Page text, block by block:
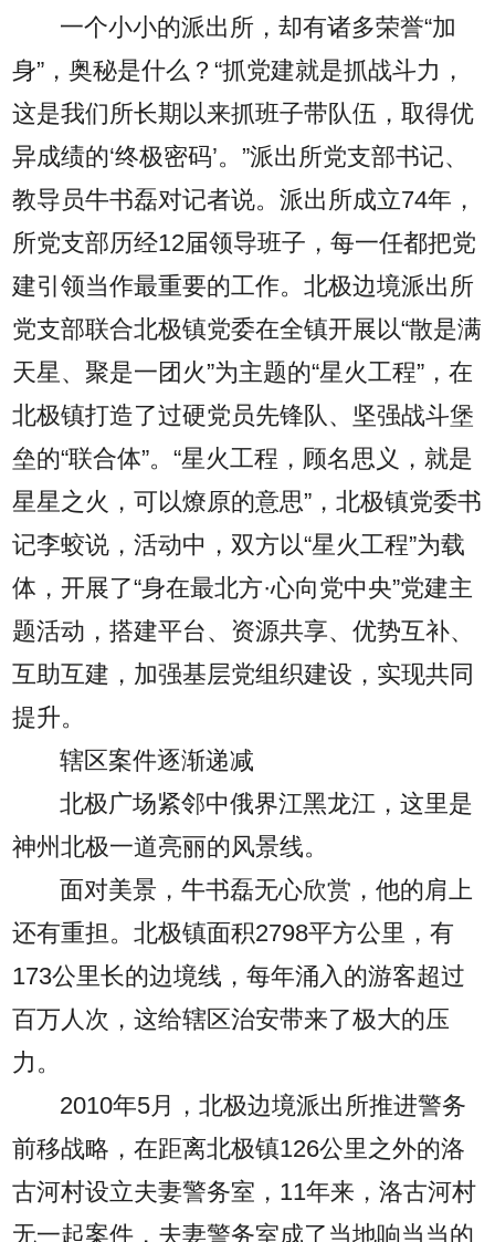
一个小小的派出所，却有诸多荣誉“加
身”，奥秘是什么？“抓党建就是抓战斗力，
这是我们所长期以来抓班子带队伍，取得优
异成绩的‘终极密码’。”派出所党支部书记、
教导员牛书磊对记者说。派出所成立74年，
所党支部历经12届领导班子，每一任都把党
建引领当作最重要的工作。北极边境派出所
党支部联合北极镇党委在全镇开展以“散是满
天星、聚是一团火”为主题的“星火工程”，在
北极镇打造了过硬党员先锋队、坚强战斗堡
垒的“联合体”。“星火工程，顾名思义，就是
星星之火，可以燎原的意思”，北极镇党委书
记李蛟说，活动中，双方以“星火工程”为载
体，开展了“身在最北方·心向党中央”党建主
题活动，搭建平台、资源共享、优势互补、
互助互建，加强基层党组织建设，实现共同
提升。
辖区案件逐渐递减
北极广场紧邻中俄界江黑龙江，这里是
神州北极一道亮丽的风景线。
面对美景，牛书磊无心欣赏，他的肩上
还有重担。北极镇面积2798平方公里，有
173公里长的边境线，每年涌入的游客超过
百万人次，这给辖区治安带来了极大的压
力。
2010年5月，北极边境派出所推进警务
前移战略，在距离北极镇126公里之外的洛
古河村设立夫妻警务室，11年来，洛古河村
无一起案件，夫妻警务室成了当地响当当的